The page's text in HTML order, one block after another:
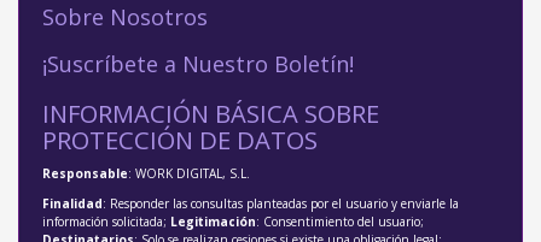
Sobre Nosotros
¡Suscríbete a Nuestro Boletín!
INFORMACIÓN BÁSICA SOBRE
PROTECCIÓN DE DATOS
Responsable: WORK DIGITAL, S.L.
Finalidad: Responder las consultas planteadas por el usuario y enviarle la
información solicitada; Legitimación: Consentimiento del usuario;